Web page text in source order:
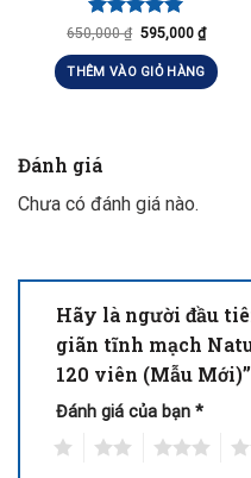
Được xếp
hạng5.00
5 sao
650,000₫ 595,000 ₫
THÊM VÀO GIỎ HÀNG
Đánh giá
Chưa có đánh giá nào.
Hãy là người đầu
giãn tĩnh mạch
120 viên (Mẫu Mới)”
Đánh giá của bạn *